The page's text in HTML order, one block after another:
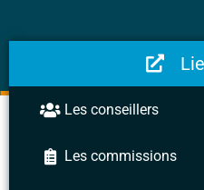
Les conseillers
Les commissions